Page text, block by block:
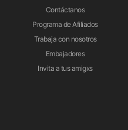
Contáctanos
Programa de Afiliados
Trabaja con nosotros
Embajadores
Invita a tus amigxs